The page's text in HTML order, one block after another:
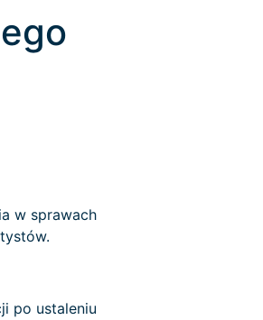
w sprawach
po ustaleniu